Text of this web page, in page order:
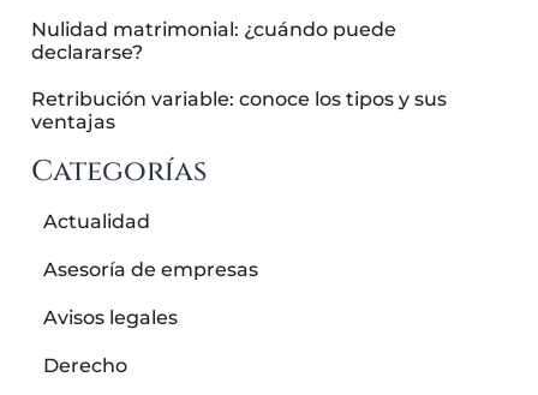
Nulidad matrimonial: ¿cuándo puede
declararse?
Retribución variable: conoce los tipos y sus
ventajas
Categorías
Actualidad
Asesoría de empresas
Avisos legales
Derecho